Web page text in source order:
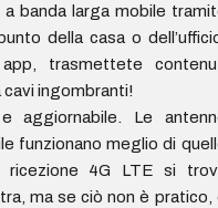
banda larga mobile
della casa o
trasmettete
ingombranti!
aggiornabile. Le
funzionano meglio di
ricezione 4G LTE si
ma se ciò non è pratico,